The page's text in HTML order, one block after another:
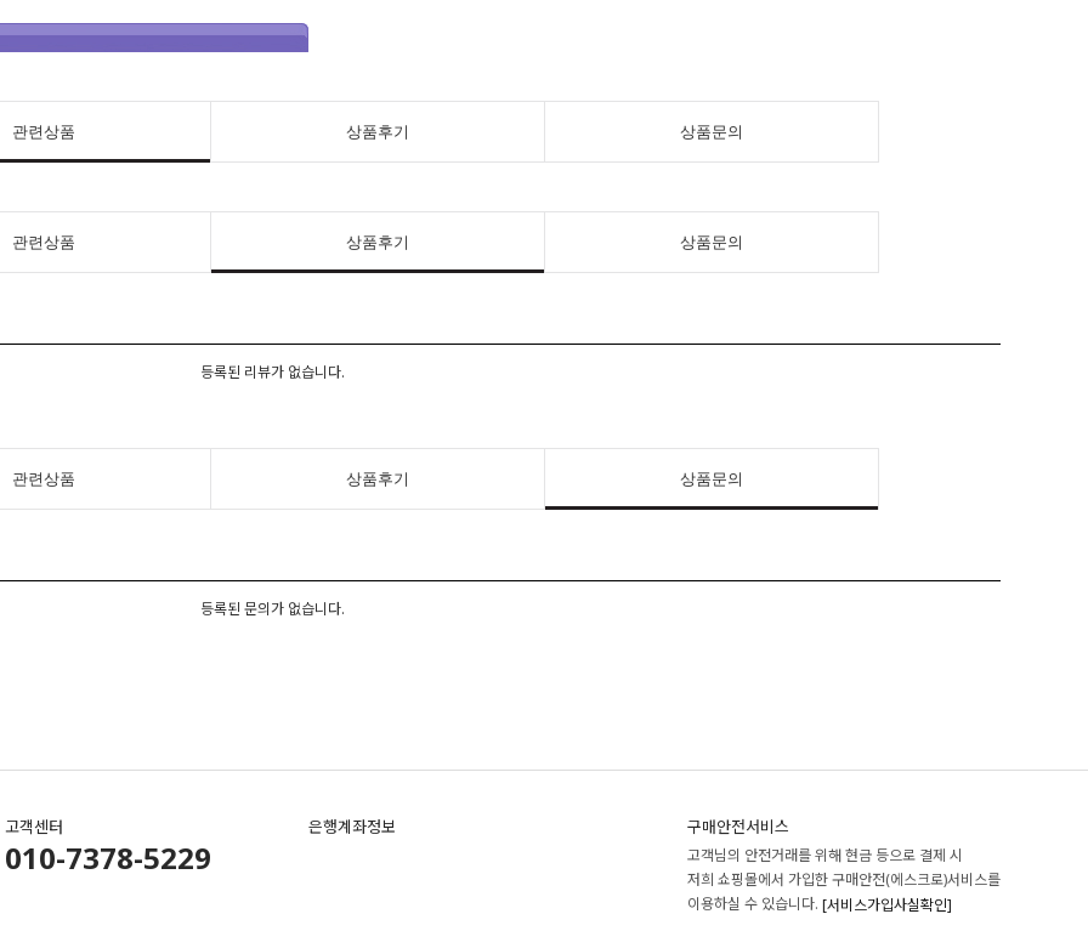
관련상품 상품후기 상품문의
관련상품 상품후기 상품문의
등록된 리뷰가 없습니다.
관련상품 상품후기 상품문의
등록된 문의가 없습니다.
고객센터
010-7378-5229
은행계좌정보 구매안전서비스
고객님의 안전거래를 위해 현금 등으로 결제 시
저희 쇼핑몰에서 가입한 구매안전(에스크로)서비스를
이용하실 수 있습니다. [서비스가입사실확인]